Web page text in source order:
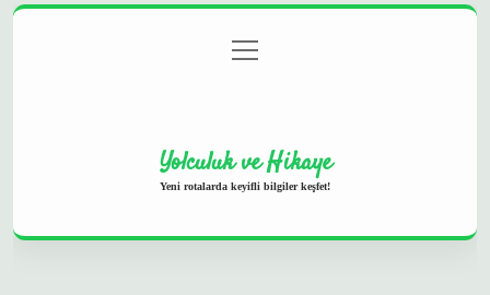
Gizlilik Politikası
menüyü
aç
Yolculuk ve Hikaye
Yeni rotalarda keyifli bilgiler keşfet!